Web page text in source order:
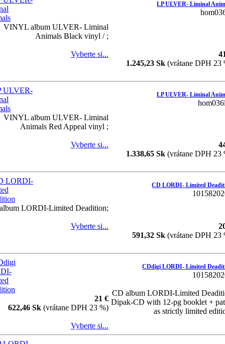
LP ULVER- Liminal
VINYL album ULVER- Liminal
Animals Black vinyl / ;
1.245,23 Sk (vrátane DPH 23
Vyberte si...
LP ULVER- Liminal
VINYL album ULVER- Liminal
Animals Red Appeal vinyl ;
1.338,65 Sk (vrátane DPH 23
Vyberte si...
CD LORDI- Limited
LORDI-Limited Deadition;
591,32 Sk (vrátane DPH 23
Vyberte si...
CDdigi LORDI- Limited
CD album LORDI-Limited
Dipak-CD with 12-pg booklet +
as strictly limited
21 €
622,46 Sk(vrátane DPH 23 %)
Vyberte si...